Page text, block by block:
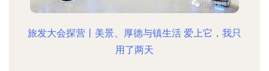
旅发大会探营丨美景、厚德与镇生活 爱上它，我只
用了两天